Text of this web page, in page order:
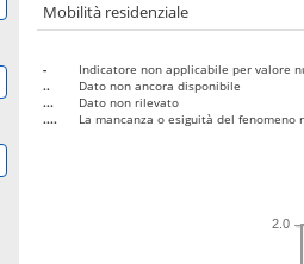
Mobilità residenziale
-
Indicatore non applicabile per valore
..
Dato non ancora disponibile
...
Dato non rilevato
....
La mancanza o esiguità del
2.0